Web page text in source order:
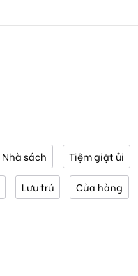
Nhà sách Tiệm giặt ủi
Lưu trú Cửa hàng